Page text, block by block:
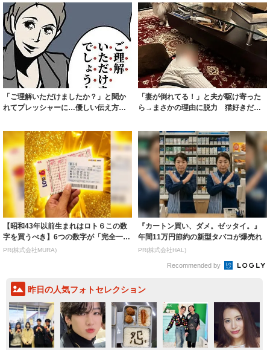
「ご理解いただけましたか？」と聞か
れてプレッシャーに…優しい伝え方と
「妻が倒れてる！」と夫が駆け寄った
ら→まさかの理由に脱力 猫好きだけ
【昭和43年以前生まれはロト６この数
字を買うべき】6つの数字が「完全一
致」する方...
PR(株式会社MURA)
『カートン買い、ダメ。ゼッタイ。』
年間11万円節約の新型タバコが爆売れ
PR(株式会社HAL)
Recommended by
昨日の人気フォトセレクション